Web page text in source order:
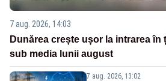
7 aug. 2026, 14:03
Dunărea crește ușor la intrarea în
sub media lunii august
7 aug. 2026, 13:02